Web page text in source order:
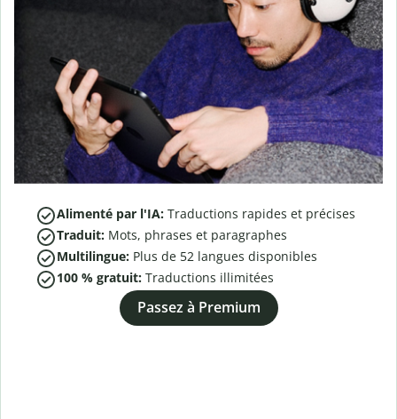
Alimenté par l'IA: Traductions rapides et précises
Traduit: Mots, phrases et paragraphes
Multilingue: Plus de 52 langues disponibles
100 % gratuit: Traductions illimitées
Passez à Premium